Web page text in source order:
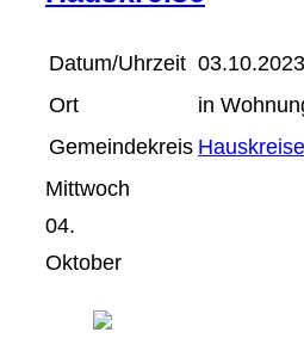
Datum/Uhrzeit
Ort
in
Gemeindekreis
Mittwoch
04.
Oktober